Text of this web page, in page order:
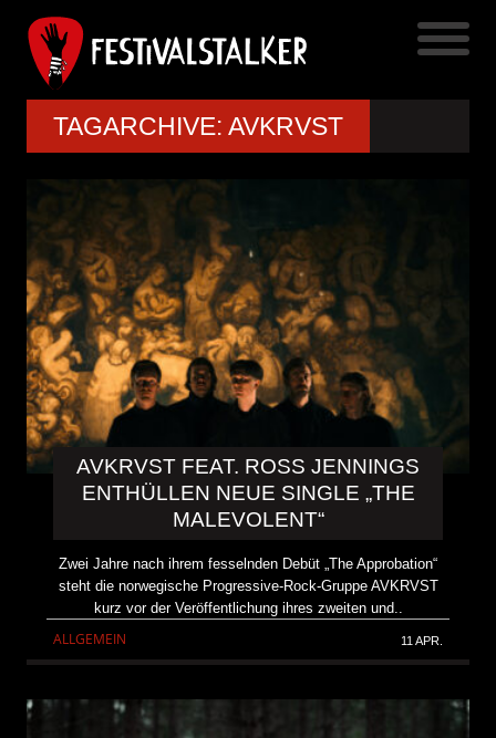
TAGARCHIVE: AVKRVST
AVKRVST FEAT. ROSS JENNINGS
ENTHÜLLEN NEUE SINGLE „THE
MALEVOLENT“
Zwei Jahre nach ihrem fesselnden Debüt „The Approbation“
steht die norwegische Progressive-Rock-Gruppe AVKRVST
kurz vor der Veröffentlichung ihres zweiten und..
ALLGEMEIN 11 APR.